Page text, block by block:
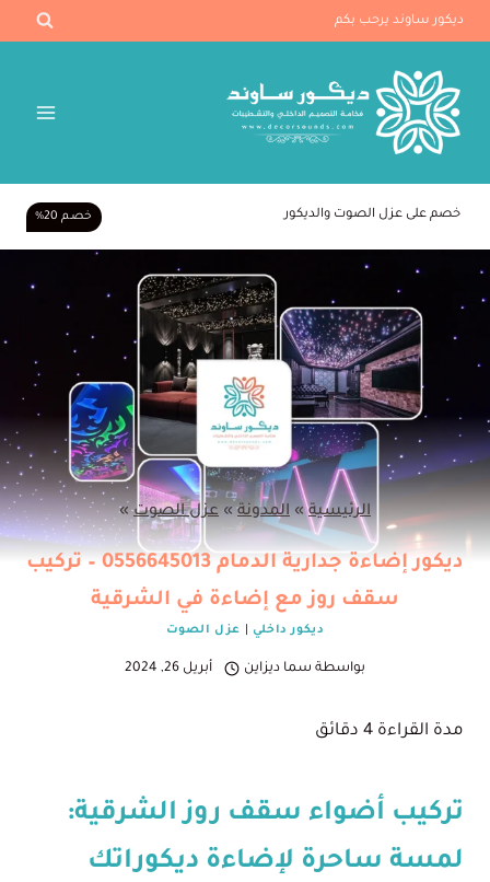
التجاوز
إلى
المحتوى
ديكور ساوند يرحب بكم
خصم على عزل الصوت والديكور خصـم 20%
الرئيسية» المدونة»عزل الصوت»
ديكور إضاءة جدارية الدمام 0556645013 – تركيب
سقف روز مع إضاءة في الشرقية
ديكور داخلي عزل الصوت
بواسطة سما ديزاين أبريل 26, 2024
مدة القراءة دقائق
تركيب أضواء سقف روز الشرقية:
لمسة ساحرة لإضاءة ديكوراتك